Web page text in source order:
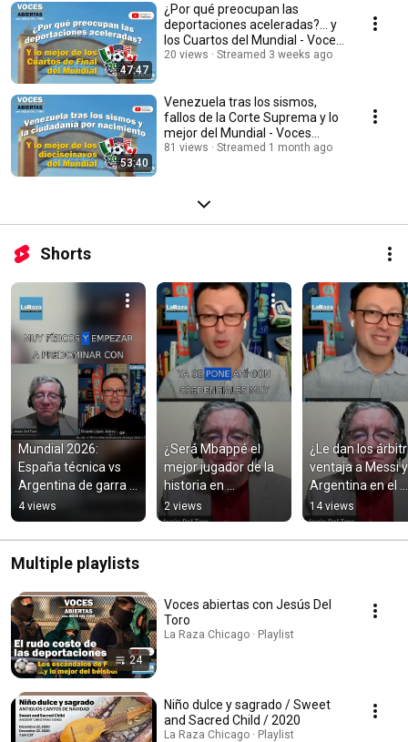
47:47
¿Por qué preocupan las
deportaciones aceleradas?... y
los Cuartos del Mundial - Voces
Abiertas 007
20 views Streamed 3 weeks ago
53:40
Venezuela tras los sismos,
fallos de la Corte Suprema y lo
mejor del Mundial - Voces
abiertas 006
81 views Streamed 1 month ago
Shorts
Mundial 2026:
España técnica vs
Argentina de garra -
Voces Abiertas 008
4 views
¿Será Mbappé el
mejor jugador de la
historia en
Mundiales? - Voces
abiertas 007 #shorts
#Mbappe
2 views
¿Le dan los
ventaja a Messi y
Argentina en el
Mundial? - Voces
abiertas 007
#Messi
14 views
Multiple playlists
24
Voces abiertas con Jesús Del
Toro
La Raza Chicago · Playlist
Niño dulce y sagrado / Sweet
and Sacred Child / 2020
La Raza Chicago · Playlist